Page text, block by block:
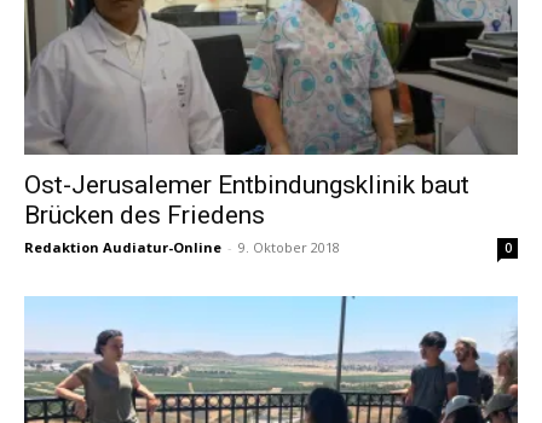
Ost-Jerusalemer Entbindungsklinik baut
Brücken des Friedens
Redaktion Audiatur-Online - 9. Oktober 2018 0